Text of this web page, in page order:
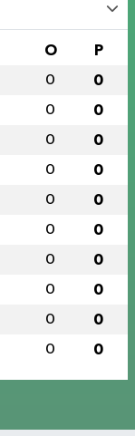
O P
0 0
0 0
0 0
0 0
0 0
0 0
0 0
0 0
0 0
0 0